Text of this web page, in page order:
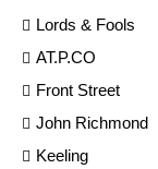
Lords & Fools
AT.P.CO
Front Street
John Richmond
Keeling